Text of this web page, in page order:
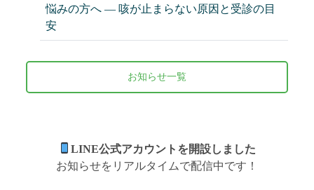
悩みの方へ ― 咳が止まらない原因と受診の目
安
2026/06/02 - 新しいがんリスク検査「マイシグ
ナル」を開始しました
お知らせ一覧
LINE公式アカウントを開設しました
お知らせをリアルタイムで配信中です！